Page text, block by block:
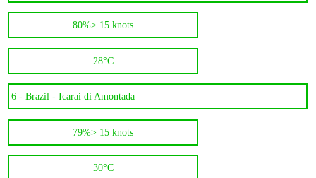
80%> 15 knots
28°C
6 -Brazil - Icarai di Amontada
79%> 15 knots
30°C